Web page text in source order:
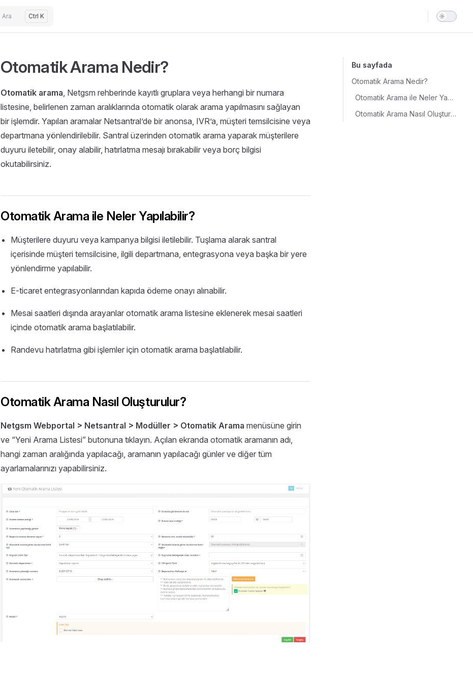
Ara Ctrl K
Main
Bu sayfada
Otomatik Arama Nedir?
Otomatik Arama ile Neler Yapılabilir?
Otomatik Arama Nasıl Oluşturulur?
Otomatik Arama Nedir?
Otomatik arama, Netgsm rehberinde kayıtlı gruplara veya herhangi bir numara
listesine, belirlenen zaman aralıklarında otomatik olarak arama yapılmasını sağlayan
bir işlemdir. Yapılan aramalar Netsantral’de bir anonsa, IVR’a, müşteri temsilcisine veya
departmana yönlendirilebilir. Santral üzerinden otomatik arama yaparak müşterilere
duyuru iletebilir, onay alabilir, hatırlatma mesajı bırakabilir veya borç bilgisi
okutabilirsiniz.
Otomatik Arama ile Neler Yapılabilir?
Müşterilere duyuru veya kampanya bilgisi iletilebilir. Tuşlama alarak santral
içerisinde müşteri temsilcisine, ilgili departmana, entegrasyona veya başka bir yere
yönlendirme yapılabilir.
E-ticaret entegrasyonlarından kapıda ödeme onayı alınabilir.
Mesai saatleri dışında arayanlar otomatik arama listesine eklenerek mesai saatleri
içinde otomatik arama başlatılabilir.
Randevu hatırlatma gibi işlemler için otomatik arama başlatılabilir.
Otomatik Arama Nasıl Oluşturulur?
Netgsm Webportal > Netsantral > Modüller > Otomatik Arama menüsüne girin
ve “Yeni Arama Listesi” butonuna tıklayın. Açılan ekranda otomatik aramanın adı,
hangi zaman aralığında yapılacağı, aramanın yapılacağı günler ve diğer tüm
ayarlamalarınızı yapabilirsiniz.